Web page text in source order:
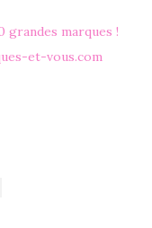
marques !
et-vous.com